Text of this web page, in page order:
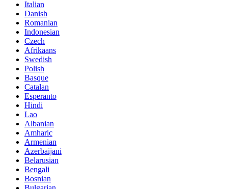
Italian
Danish
Romanian
Indonesian
Czech
Afrikaans
Swedish
Polish
Basque
Catalan
Esperanto
Hindi
Lao
Albanian
Amharic
Armenian
Azerbaijani
Belarusian
Bengali
Bosnian